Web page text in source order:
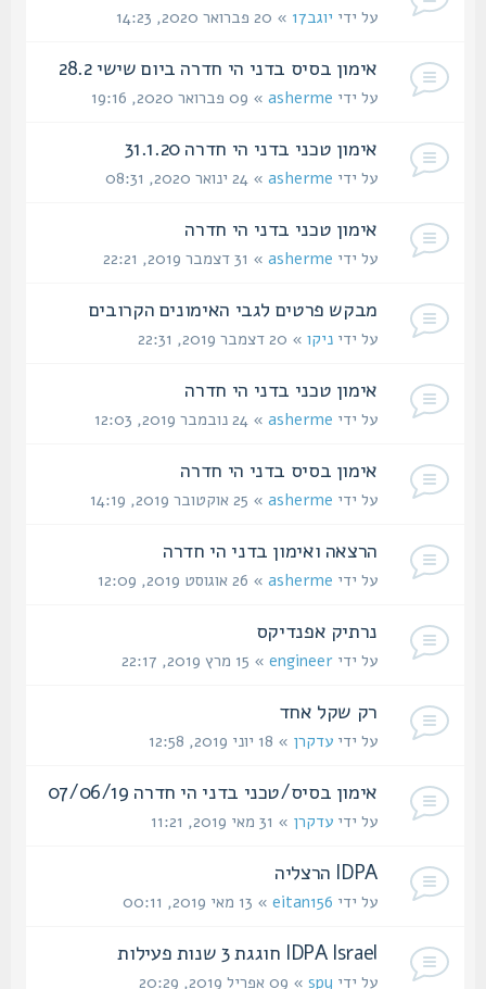
על ידייוגב17 » 20 פברואר 2020, 14:23
אימון בסיס בדני הי חדרה ביום שישי 28.2
על ידיasherme» 09 פברואר 2020, 19:16
אימון טכני בדני הי חדרה 31.1.20
על ידיasherme» 24 ינואר 2020, 08:31
אימון טכני בדני הי חדרה
על ידיasherme» 31 דצמבר 2019, 22:21
מבקש פרטים לגבי האימונים הקרובים
על ידיניקו» 20 דצמבר 2019, 22:31
אימון טכני בדני הי חדרה
על ידיasherme» 24 נובמבר 2019, 12:03
אימון בסיס בדני הי חדרה
על ידיasherme» 25 אוקטובר 2019, 14:19
הרצאה ואימון בדני הי חדרה
על ידיasherme» 26 אוגוסט 2019, 12:09
נרתיק אפנדיקס
על ידיengineer» 15 מרץ 2019, 22:17
רק שקל אחד
על ידיעדקרן» 18 יוני 2019, 12:58
אימון בסיס/טכני בדני הי חדרה 07/06/19
על ידיעדקרן» 31 מאי 2019, 11:21
IDPA הרצליה
על ידיeitan156» 13 מאי 2019, 00:11
IDPA Israel חוגגת 3 שנות פעילות
על ידיspy» 09 אפריל 2019, 20:29